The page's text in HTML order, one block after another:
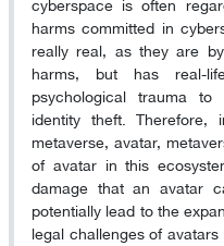
harms committed in
really real, as they are
harms, but has real-
psychological trauma
identity theft.
metaverse, avatar,
of avatar in this
damage that an avatar
potentially lead to the
legal challenges of